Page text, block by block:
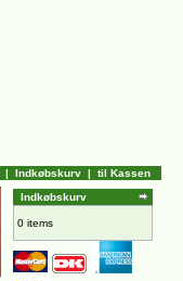
| Indkøbskurv | til Kassen
Indkøbskurv
0 items